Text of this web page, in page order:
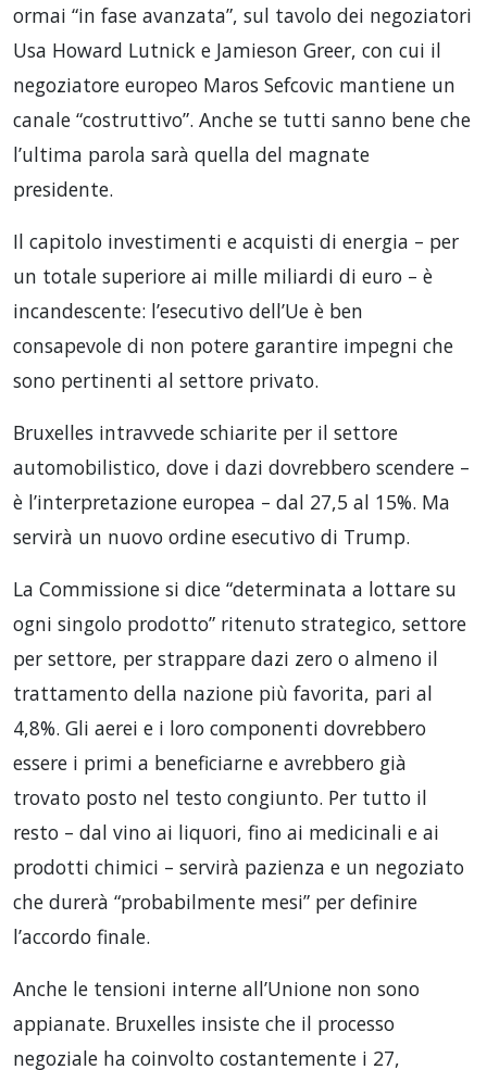
ormai “in fase avanzata”, sul tavolo dei negoziatori
Usa Howard Lutnick e Jamieson Greer, con cui il
negoziatore europeo Maros Sefcovic mantiene un
canale “costruttivo”. Anche se tutti sanno bene che
l’ultima parola sarà quella del magnate
presidente.
Il capitolo investimenti e acquisti di energia – per
un totale superiore ai mille miliardi di euro – è
incandescente: l’esecutivo dell’Ue è ben
consapevole di non potere garantire impegni che
sono pertinenti al settore privato.
Bruxelles intravvede schiarite per il settore
automobilistico, dove i dazi dovrebbero scendere –
è l’interpretazione europea – dal 27,5 al 15%. Ma
servirà un nuovo ordine esecutivo di Trump.
La Commissione si dice “determinata a lottare su
ogni singolo prodotto” ritenuto strategico, settore
per settore, per strappare dazi zero o almeno il
trattamento della nazione più favorita, pari al
4,8%. Gli aerei e i loro componenti dovrebbero
essere i primi a beneficiarne e avrebbero già
trovato posto nel testo congiunto. Per tutto il
resto – dal vino ai liquori, fino ai medicinali e ai
prodotti chimici – servirà pazienza e un negoziato
che durerà “probabilmente mesi” per definire
l’accordo finale.
Anche le tensioni interne all’Unione non sono
appianate. Bruxelles insiste che il processo
negoziale ha coinvolto costantemente i 27,